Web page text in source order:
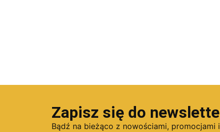
Zapisz się do
Bądź na bieżąco z nowościami, promocjami